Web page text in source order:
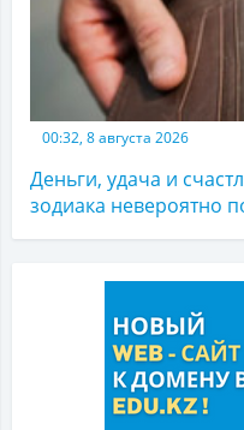
00:32, 8 августа 2026
Деньги, удача и
зодиака невероятно